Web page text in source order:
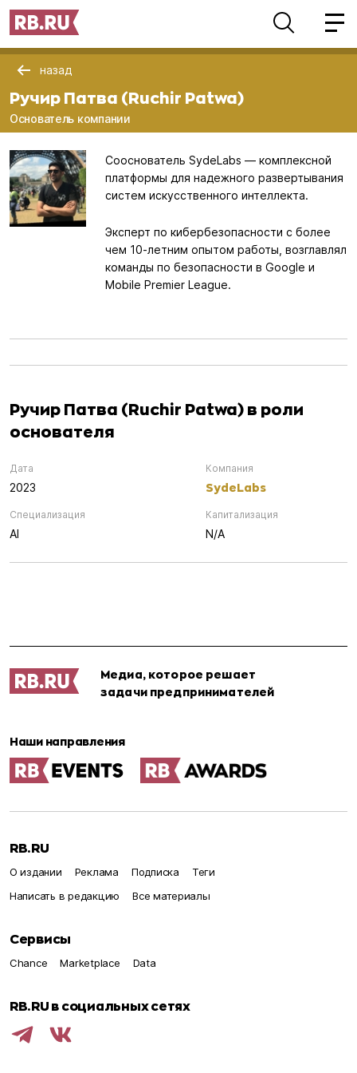
назад
Ручир Патва (Ruchir Patwa)
Основатель компании
Сооснователь SydeLabs — комплексной
платформы для надежного развертывания
систем искусственного интеллекта.
Эксперт по кибербезопасности с более
чем 10-летним опытом работы, возглавлял
команды по безопасности в Google и
Mobile Premier League.
Ручир Патва (Ruchir Patwa) в роли
основателя
Дата
2023
Компания
SydeLabs
Специализация
AI
Капитализация
N/A
Медиа, которое решает
задачи предпринимателей
Наши направления
RB.RU
О издании Реклама Подписка
Теги
Написать в редакцию
Все материалы
Сервисы
Chance Marketplace Data
RB.RU в социальных сетях